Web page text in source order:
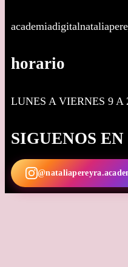
horario
LUNES A VIERNES 9 A
SIGUENOS